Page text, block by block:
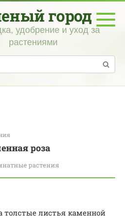
город
удобрение и уход за
растениями
роза
растения
толстые листья каменной